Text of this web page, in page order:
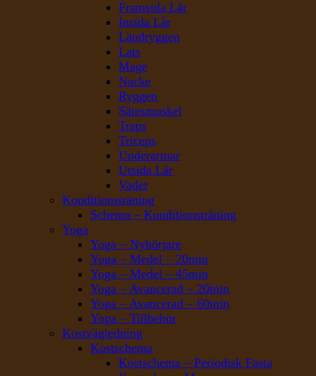
Framsida Lår
Insida Lår
Ländryggen
Lats
Mage
Nacke
Ryggen
Sätesmuskel
Traps
Triceps
Underarmar
Utsida Lår
Vader
Konditionsträning
Schema – Konditionsträning
Yoga
Yoga – Nybörjare
Yoga – Medel – 20min
Yoga – Medel – 45min
Yoga – Avancerad – 20min
Yoga – Avancerad – 60min
Yoga – Tillbehör
Kostvägledning
Kostschema
Kostschema – Periodisk Fasta